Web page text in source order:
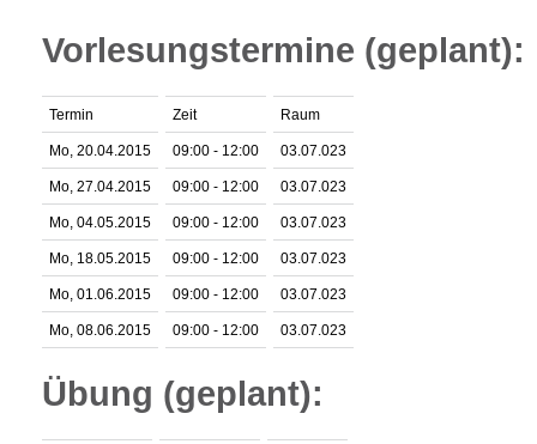
Vorlesungstermine (geplant):
Termin Zeit Raum
Mo, 20.04.2015 09:00 - 12:00 03.07.023
Mo, 27.04.2015 09:00 - 12:00 03.07.023
Mo, 04.05.2015 09:00 - 12:00 03.07.023
Mo, 18.05.2015 09:00 - 12:00 03.07.023
Mo, 01.06.2015 09:00 - 12:00 03.07.023
Mo, 08.06.2015 09:00 - 12:00 03.07.023
Übung (geplant):